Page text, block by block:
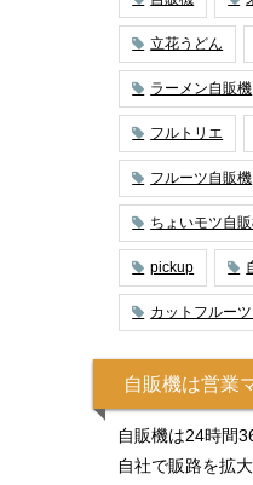
立花うどん
ラーメン自販機
フルトリエ
フルーツ自販機
ちょいモツ自
pickup
カットフルー
自販機は営業
自販機は24時間
自社で販路を拡